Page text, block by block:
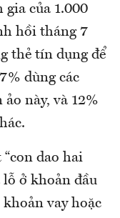
của 1.000
hồi tháng 7
thẻ tín dụng để
dùng các
này, và 12%
dao hai
ở khoản đầu
vay hoặc